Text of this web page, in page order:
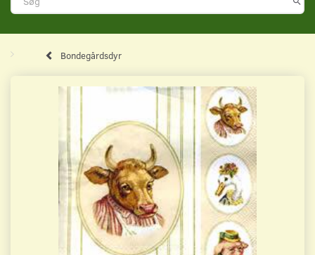
Bondegårdsdyr